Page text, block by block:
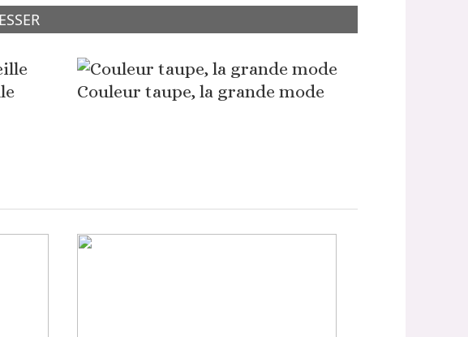
Couleur taupe, la grande mode